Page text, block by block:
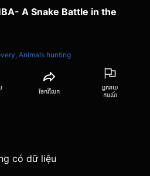
A Snake Battle in the
Animals hunting
ចែករំលែក
អ្នករាយ
ការណ៍
có dữ liệu